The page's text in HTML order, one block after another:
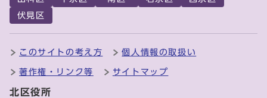
伏見区
このサイトの考え方 個人情報の取扱い
著作権・リンク等 サイトマップ
北区役所